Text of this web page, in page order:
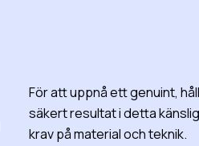
För att uppnå ett genuint,
säkert resultat i detta
krav på material och teknik.